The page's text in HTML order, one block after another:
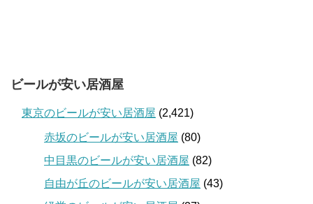
ビールが安い居酒屋
東京のビールが安い居酒屋 (2,421)
赤坂のビールが安い居酒屋 (80)
中目黒のビールが安い居酒屋 (82)
自由が丘のビールが安い居酒屋 (43)